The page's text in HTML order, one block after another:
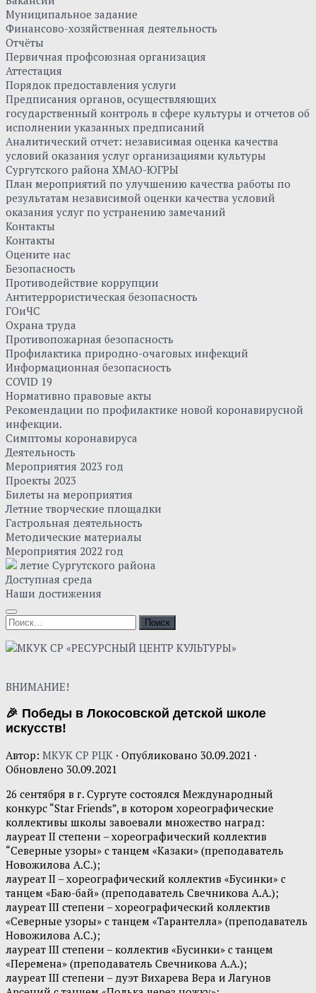
Муниципальное задание
Финансово-хозяйственная деятельность
Отчёты
Первичная профсоюзная организация
Аттестация
Порядок предоставления услуги
Предписания органов, осуществляющих
государственный контроль в сфере культуры и отчетов об
исполнении указанных предписаний
Аналитический отчет: независимая оценка качества
условий оказания услуг организациями культуры
Сургутского района ХМАО-ЮГРЫ
План мероприятий по улучшению качества работы по
результатам независимой оценки качества условий
оказания услуг по устранению замечаний
Контакты
Контакты
Оцените нас
Безопасность
Противодействие коррупции
Антитеррористическая безопасность
ГОиЧС
Охрана труда
Противопожарная безопасность
Профилактика природно-очаговых инфекций
Информационная безопасность
COVID 19
Нормативно правовые акты
Рекомендации по профилактике новой коронавирусной
инфекции.
Симптомы коронавируса
Деятельность
Мероприятия 2023 год
Проекты 2023
Билеты на мероприятия
Летние творческие площадки
Гастрольная деятельность
Методические материалы
Мероприятия 2022 год
летие Сургутского района
Доступная среда
Наши достижения
ВНИМАНИЕ!
🎉 Победы в Локосовской детской школе
искусств!
Автор: МКУК СР РЦК · Опубликовано 30.09.2021 ·
Обновлено 30.09.2021
26 сентября в г. Сургуте состоялся Международный
конкурс “Star Friends”, в котором хореографические
коллективы школы завоевали множество наград:
лауреат II степени – хореографический коллектив
“Северные узоры» с танцем «Казаки» (преподаватель
Новожилова А.С.);
лауреат II – хореографический коллектив «Бусинки» с
танцем «Баю-бай» (преподаватель Свечникова А.А.);
лауреат III степени – хореографический коллектив
«Северные узоры» с танцем «Тарантелла» (преподаватель
Новожилова А.С.);
лауреат III степени – коллектив «Бусинки» с танцем
«Перемена» (преподаватель Свечникова А.А.);
лауреат III степени – дуэт Вихарева Вера и Лагунов